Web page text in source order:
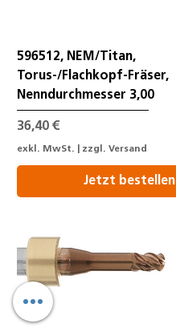
596512, NEM/Titan,
Torus-/Flachkopf-Fräser,
Nenndurchmesser 3,00
Preis
36,40 €
exkl. MwSt. zzgl. Versand
Jetzt bestellen